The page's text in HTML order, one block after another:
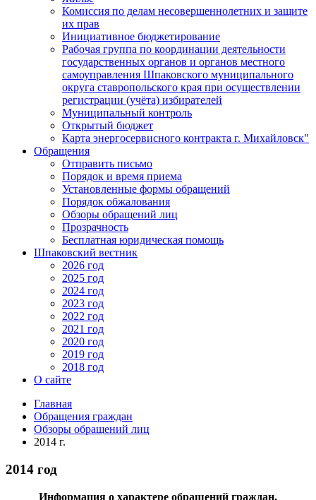
Комиссия по делам несовершеннолетних и защите
их прав
Инициативное бюджетирование
Рабочая группа по координации деятельности
государственных органов и органов местного
самоуправления Шпаковского муниципального
округа ставропольского края при осуществлении
регистрации (учёта) избирателей
Муниципальный контроль
Открытый бюджет
Карта энергосервисного контракта г. Михайловск"
Обращения
Отправить письмо
Порядок и время приема
Установленные формы обращений
Порядок обжалования
Обзоры обращений лиц
Прозрачность
Бесплатная юридическая помощь
Шпаковский вестник
2026 год
2025 год
2024 год
2023 год
2022 год
2021 год
2020 год
2019 год
2018 год
О сайте
Главная
Обращения граждан
Обзоры обращений лиц
2014 г.
2014 год
Информация о характере обращений граждан,